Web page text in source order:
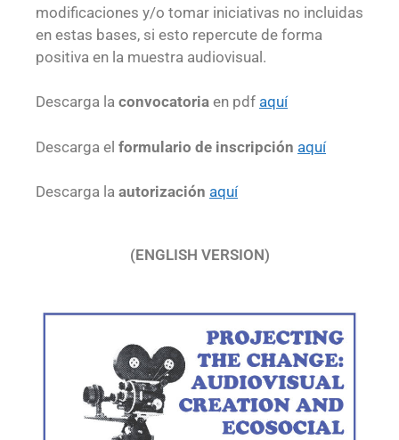
modificaciones y/o tomar iniciativas no incluidas
en estas bases, si esto repercute de forma
positiva en la muestra audiovisual.
Descarga la convocatoria en pdf aquí
Descarga el formulario de inscripción aquí
Descarga la autorización aquí
(ENGLISH VERSION)